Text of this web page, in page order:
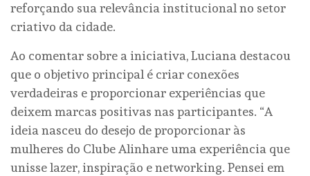
reforçando sua relevância institucional no setor
criativo da cidade.
Ao comentar sobre a iniciativa, Luciana destacou
que o objetivo principal é criar conexões
verdadeiras e proporcionar experiências que
deixem marcas positivas nas participantes. “A
ideia nasceu do desejo de proporcionar às
mulheres do Clube Alinhare uma experiência que
unisse lazer, inspiração e networking. Pensei em